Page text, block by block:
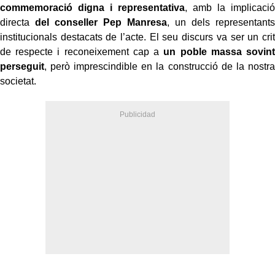
commemoració digna i representativa, amb la implicació
directa del conseller Pep Manresa, un dels representants
institucionals destacats de l’acte. El seu discurs va ser un crit
de respecte i reconeixement cap a un poble massa sovint
perseguit, però imprescindible en la construcció de la nostra
societat.